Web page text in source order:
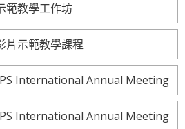
範教學工作坊
片示範教學課程
International Annual Meeting
International Annual Meeting